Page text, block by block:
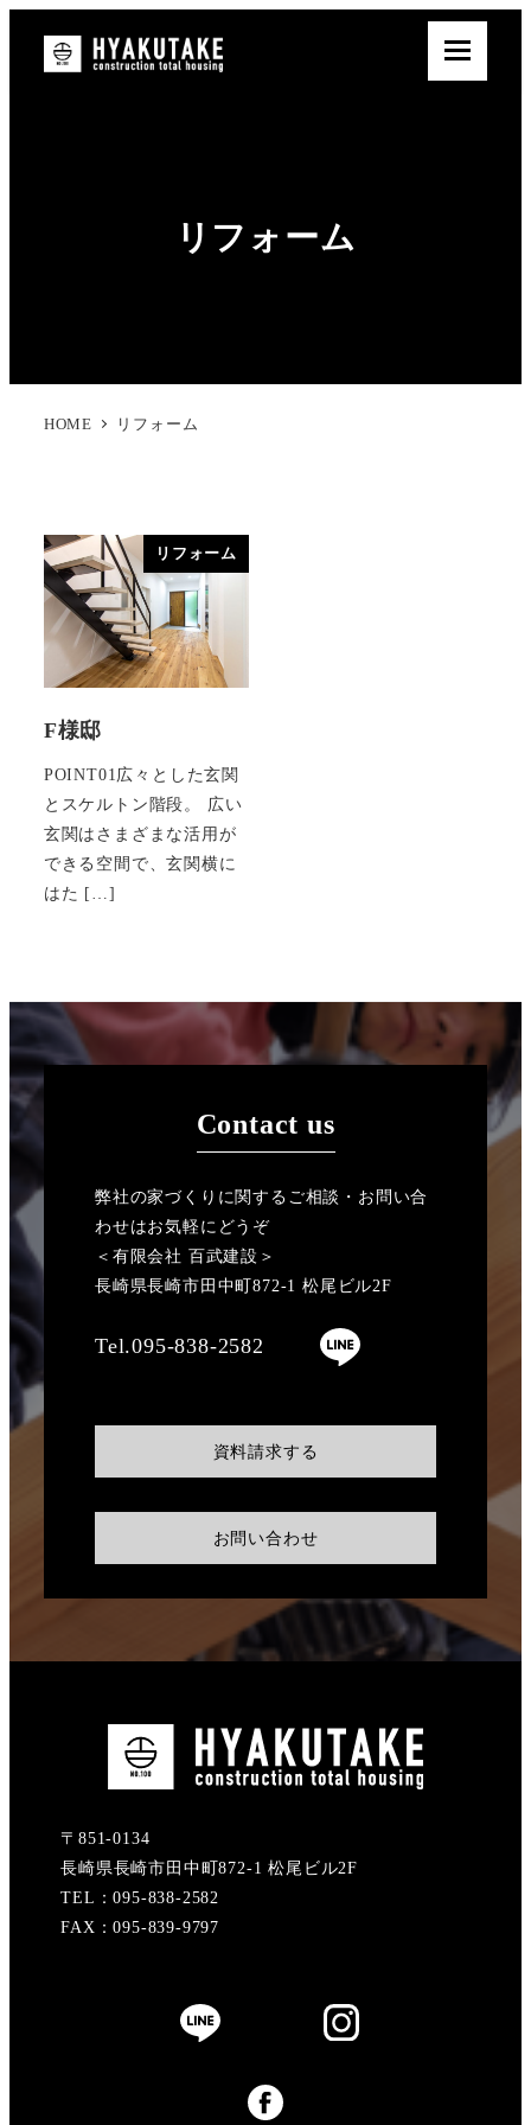
リフォーム
HOME リフォーム
リフォーム
F様邸
POINT01広々とした玄関
とスケルトン階段。 広い
玄関はさまざまな活用が
できる空間で、玄関横に
はた […]
Contact us
弊社の家づくりに関するご相談・お問い合
わせはお気軽にどうぞ
＜有限会社 百武建設＞
長崎県長崎市田中町872-1 松尾ビル2F
Tel.095-838-2582
資料請求する
お問い合わせ
〒851-0134
長崎県長崎市田中町872-1 松尾ビル2F
TEL：095-838-2582
FAX：095-839-9797